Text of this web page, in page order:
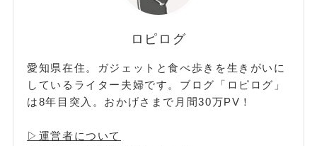
ロピログ
愛知県在住。ガジェットと食べ歩きを生きがいに
しているライター夫婦です。ブログ「ロピログ」
は8年目突入。おかげさまで月間30万PV！
▷運営者について